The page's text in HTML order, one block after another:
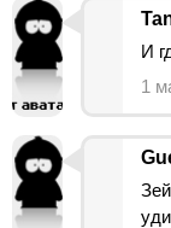
И
1